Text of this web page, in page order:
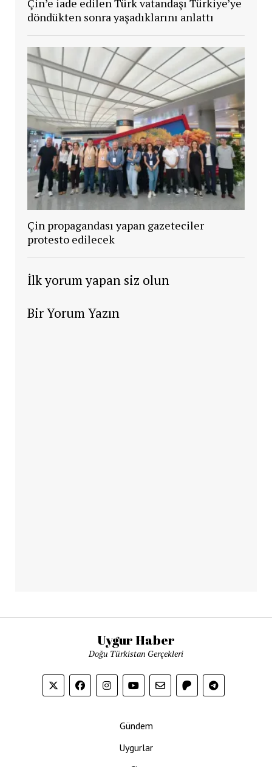
döndükten sonra yaşadıklarını anlattı
Çin propagandası yapan gazeteciler
protesto edilecek
İlk yorum yapan siz olun
Bir Yorum Yazın
Uygur Haber
Doğu Türkistan Gerçekleri
Gündem
Uygurlar